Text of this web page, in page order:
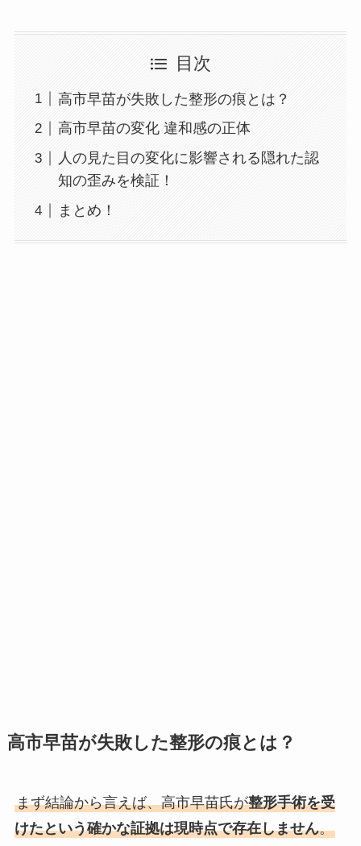
目次
高市早苗が失敗した整形の痕とは？
高市早苗の変化 違和感の正体
人の見た目の変化に影響される隠れた認
知の歪みを検証！
まとめ！
高市早苗が失敗した整形の痕とは？
まず結論から言えば、高市早苗氏が整形手術を受
けたという確かな証拠は現時点で存在しません。